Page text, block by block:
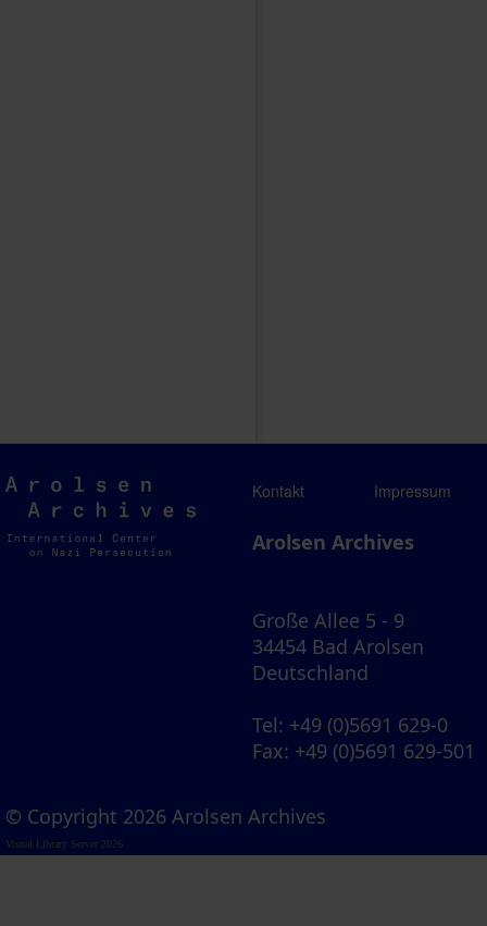
Arolsen
Archives
Kontakt Impressum
Arolsen Archives
Große Allee 5 - 9
34454 Bad Arolsen
Deutschland
Tel: +49 (0)5691 629-0
Fax: +49 (0)5691 629-501
© Copyright 2026 Arolsen Archives
Visual Library Server 2026